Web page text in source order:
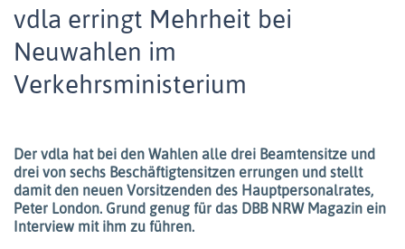
vdla erringt Mehrheit bei
Neuwahlen im
Verkehrsministerium
Der vdla hat bei den Wahlen alle drei Beamtensitze und
drei von sechs Beschäftigtensitzen errungen und stellt
damit den neuen Vorsitzenden des Hauptpersonalrates,
Peter London. Grund genug für das DBB NRW Magazin ein
Interview mit ihm zu führen.